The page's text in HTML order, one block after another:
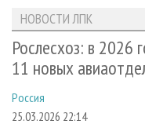
ЛЕСОЗАГОТОВКА
ЛЕСОПИЛЕНИЕ
СУШКА ДРЕВЕСИНЫ
НОВОСТИ ЛПК
НОВОСТИ ЖУРНАЛА
ПРОЕКТЫ ЛПИ
АНАЛИТИКА
ПРЕДПРИЯТИЯ ЛПК
ПЕРСОНЫ
АРХИВ ЖУРНАЛОВ
О ЖУРНАЛЕ
КОНТАКТЫ
РЕКЛАМОДАТЕЛЯМ
РЕКЛАМА
НОВОСТИ ЛПК
Рослесхоз: в 2026
11 новых
Россия
25.03.2026 22:14